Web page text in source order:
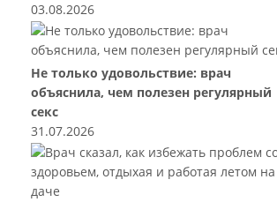
03.08.2026
Не только удовольствие: врач
объяснила, чем полезен регулярный
секс
31.07.2026